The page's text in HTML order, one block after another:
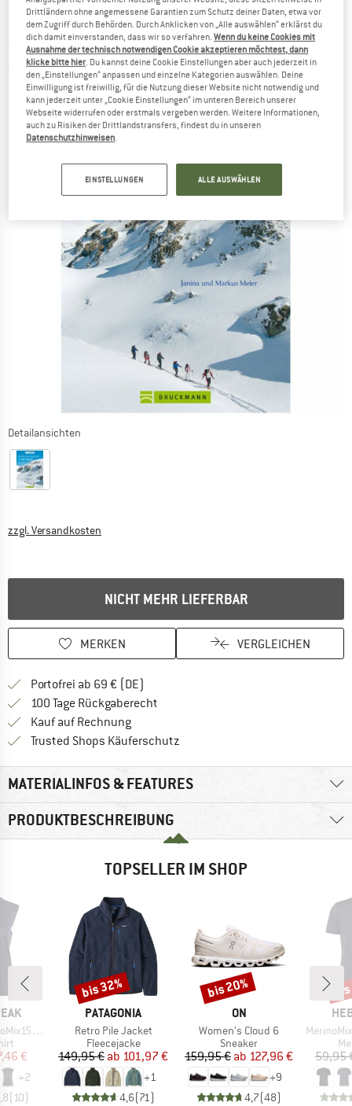
Bruckmann - Skitourenklassiker in den Alpen
- Skitourenführer
(0)
Detailansichten
zzgl. Versandkosten
NICHT MEHR LIEFERBAR
MERKEN VERGLEICHEN
Portofrei ab 69 € (DE)
100 Tage Rückgaberecht
Kauf auf RechnungFinde die Zahlungs-Infos hier! Öffnet
Trusted Shops Käuferschutz
MATERIALINFOS & FEATURES
PRODUKTBESCHREIBUNG
TOPSELLER IM SHOP
Loose Tank
Preis
€
+2
(10)
MARKE
PATAGONIA
Artikel
Retro Pile Jacket
Produktgruppe
Fleecejacke
Preis
149,95 € reduzierter Preis
ab 101,97 €
+1
4,6(71 )
Rabatt
bis 32%
MARKE
ON
Artikel
Women's Cloud 6
Produktgruppe
Sneaker
Preis
159,95 € reduzierter Preis
ab 127,96 €
+9
4,7(48)
Rabatt
bis 20%
Artikel
MerinoMix150
59,95
Drittländern ohne angemessene Garantien zum Schutz deiner Daten, etwa vor
dem Zugriff durch Behörden. Durch Anklicken von „Alle auswählen“ erklärst du
dich damit einverstanden, dass wir so verfahren.Wenn du keine Cookies mit
Ausnahme der technisch notwendigen Cookie akzeptieren möchtest, dann
klicke bitte hier . Du kannst deine Cookie Einstellungen aber auch jederzeit in
den „Einstellungen“ anpassen und einzelne Kategorien auswählen. Deine
Einwilligung ist freiwillig, für die Nutzung dieser Website nicht notwendig und
kann jederzeit unter „Cookie Einstellungen“ im unteren Bereich unserer
Webseite widerrufen oder erstmals vergeben werden. Weitere Informationen,
auch zu Risiken der Drittlandstransfers, findest du in unseren
Datenschutzhinweisen
EINSTELLUNGEN ALLE AUSWÄHLEN